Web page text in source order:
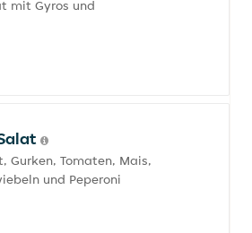
mit Gyros und
Gurken, Tomaten, Mais,
und Peperoni